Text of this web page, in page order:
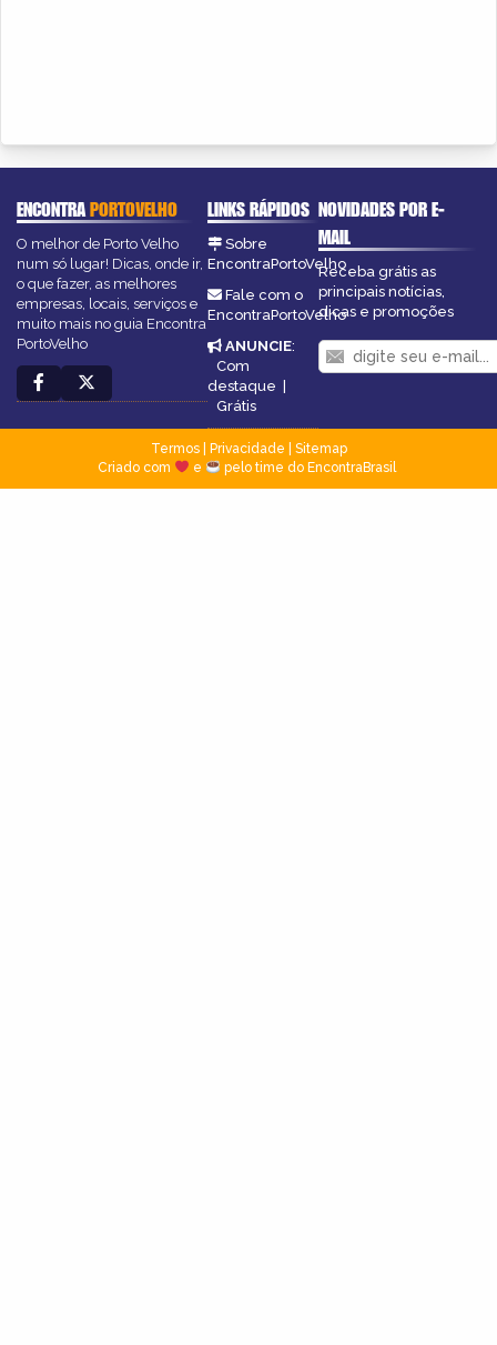
ENCONTRAPORTOVELHO
O melhor de Porto Velho
num só lugar! Dicas, onde ir,
o que fazer, as melhores
empresas, locais, serviços e
muito mais no guia Encontra
PortoVelho
LINKS RÁPIDOS
Sobre
EncontraPortoVelho
Fale com o
EncontraPortoVelho
ANUNCIE:
Com
destaque
Grátis
NOVIDADES POR E-
MAIL
Receba grátis as
principais notícias,
dicas e promoções
Termos| Privacidade
Sitemap
Criado com
e pelo time do EncontraBrasil